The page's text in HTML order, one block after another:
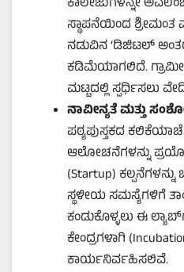
ಸ್ಥಾಪನೆಯಿಂದ ಶ್ರೀಮಂತ
ನಡುವಿನ ‘ಡಿಜಿಟಲ್
ಕಡಿಮೆಯಾಗಲಿದೆ.
ಮಟ್ಟದಲ್ಲಿ ಸ್ಪರ್ಧಿಸಲು
ನಾವೀನ್ಯತೆ ಮತ್ತು
ಪಠ್ಯಪುಸ್ತಕದ
ಆಲೋಚನೆಗಳನ್ನು
(Startup)
ಸ್ಥಳೀಯ ಸಮಸ್ಯೆಗಳಿಗೆ
ಕಂಡುಕೊಳ್ಳಲು ಈ
ಕೇಂದ್ರಗಳಾಗಿ
ಕಾರ್ಯನಿರ್ವಹಿಸಲಿವೆ.